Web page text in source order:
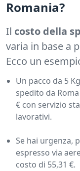
Romania?
Il costo della
varia in base a
Ecco un
Un pacco da 5
spedito da
€ con servizio
lavorativi.
Se hai urgenza,
espresso via
costo di 55,31 €.